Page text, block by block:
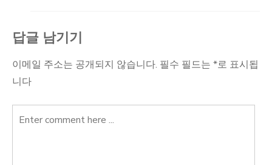
답글 남기기
이메일 주소는 공개되지 않습니다. 필수 필드는 *로 표시됩
니다